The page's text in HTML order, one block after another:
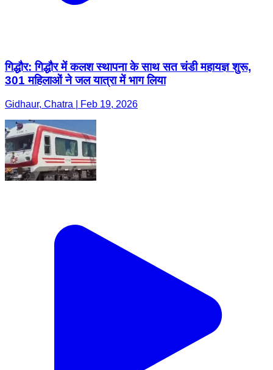
गिद्धौर: गिद्धौर में कलश स्थापना के साथ सत चंडी महायज्ञ शुरू,
301 महिलाओं ने जल यात्रा में भाग लिया
Gidhaur, Chatra | Feb 19, 2026